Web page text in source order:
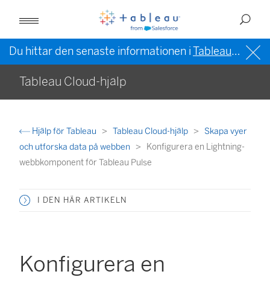
Du hittar den senaste informationen iTableau-hjälpen på engelska (USA)
Tableau Cloud-hjälp
Hjälp för Tableau Tableau Cloud-hjälp
Skapa vyer
och utforska data på webben
Konfigurera en Lightning-
webbkomponent för Tableau Pulse
I DEN HÄR ARTIKELN
Konfigurera en